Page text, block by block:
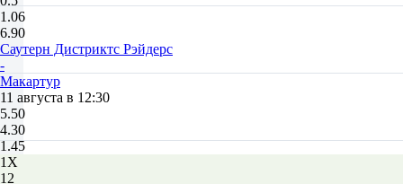
1.06
6.90
Саутерн Дистриктс Рэйдерс
-
Макартур
11 августа в 12:30
5.50
4.30
1.45
1X
12